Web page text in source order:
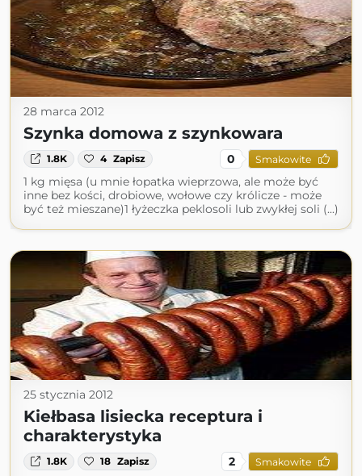
28 marca 2012
Szynka domowa z szynkowara
1.8K 4 Zapisz 0 Smakowite
1 kg mięsa (u mnie łopatka wieprzowa, ale może być
inne bez kości, drobiowe, wołowe czy królicze - może
być też mieszane)1 łyżeczka peklosoli lub zwykłej soli (...)
25 stycznia 2012
Kiełbasa lisiecka receptura i
charakterystyka
1.8K 18 Zapisz 2 Smakowite